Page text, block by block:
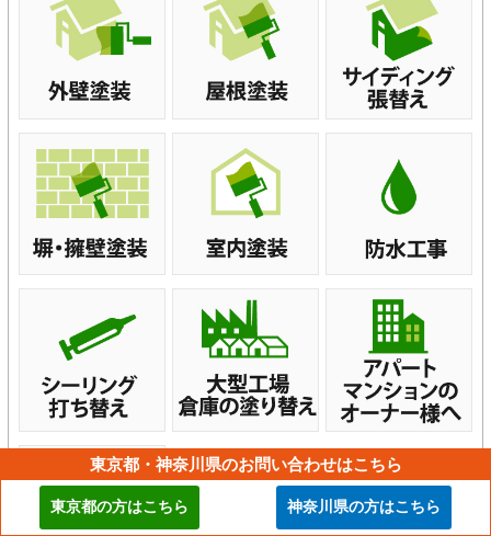
東京都・神奈川県のお問い合わせはこちら
東京都の方はこちら 神奈川県の方はこちら